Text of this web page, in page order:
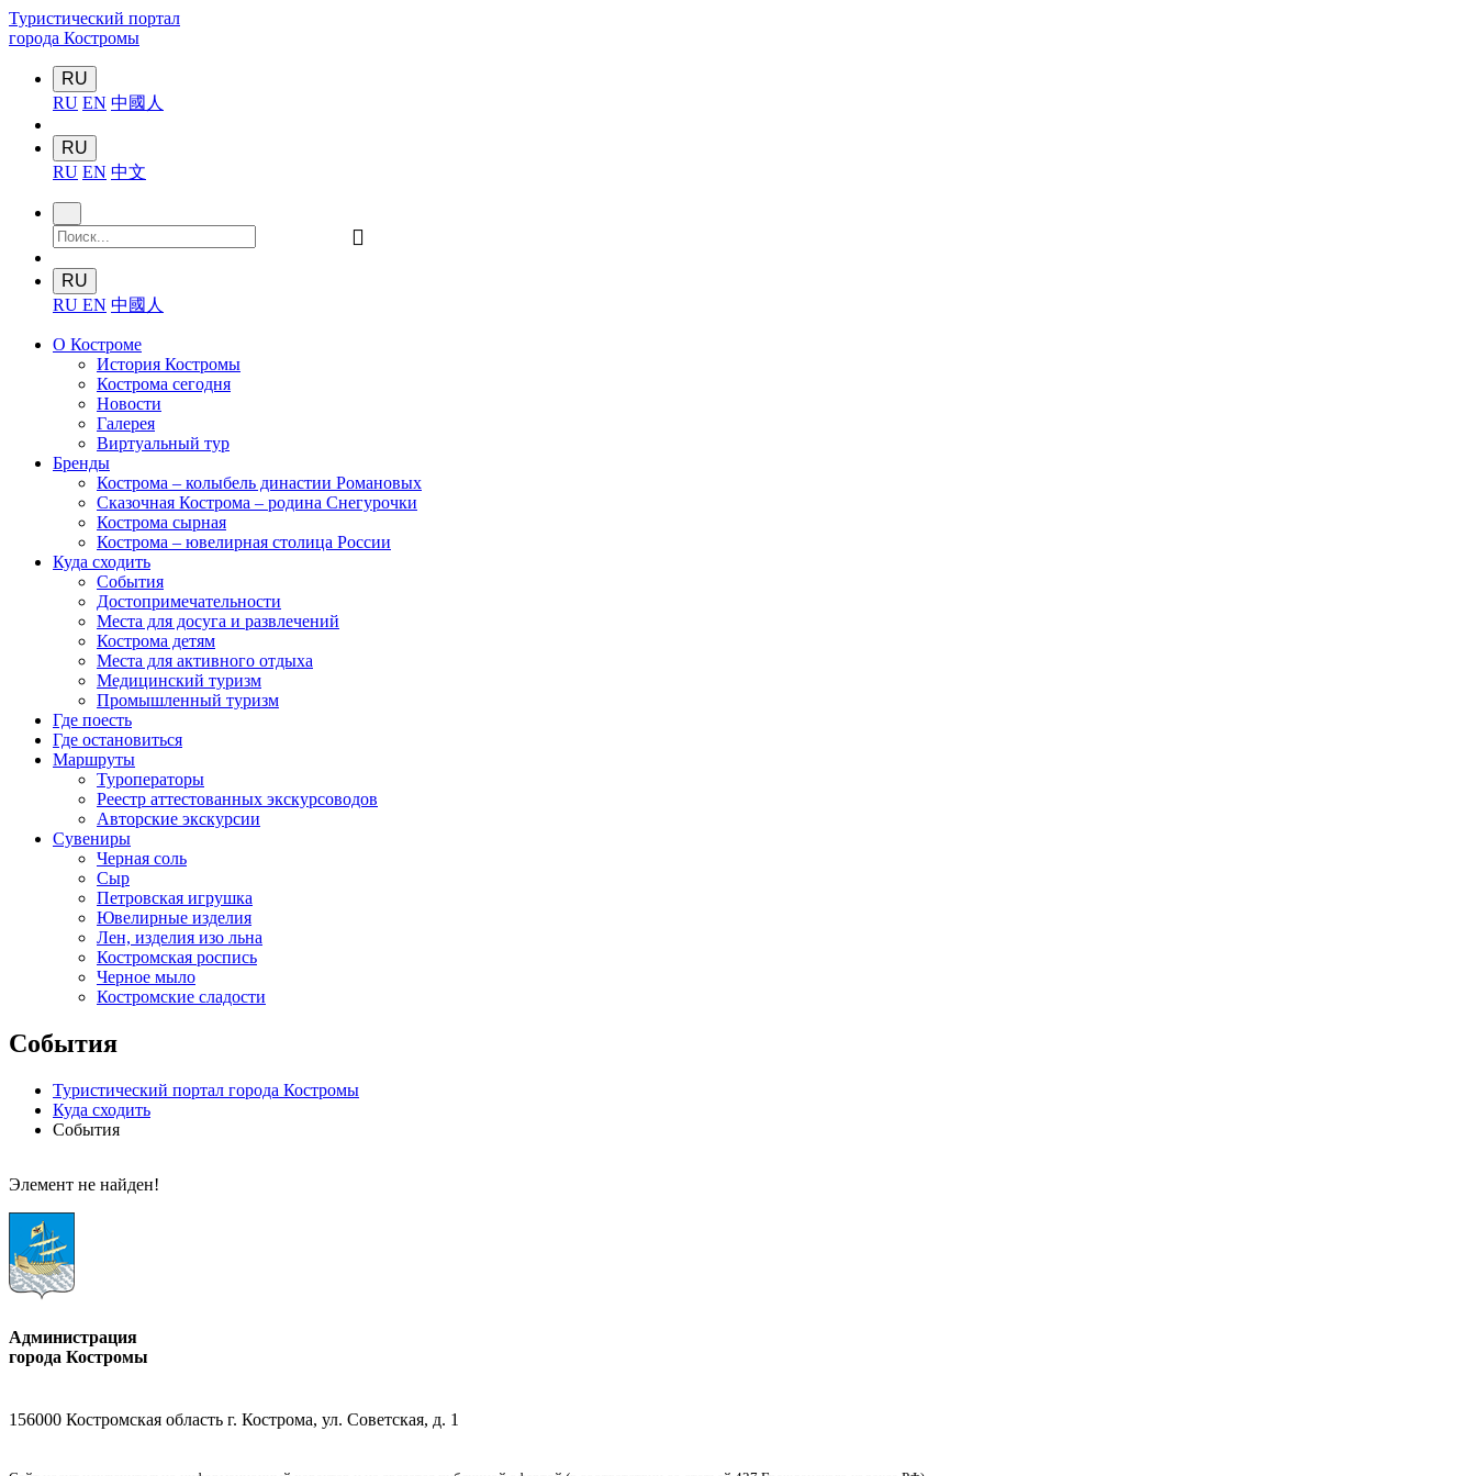
Туристический портал
города Костромы
RU
RU EN 中國人
RU
RU EN 中文
󰍉
RU
RU EN 中國人
О Костроме
История Костромы
Кострома сегодня
Новости
Галерея
Виртуальный тур
Бренды
Кострома – колыбель династии Романовых
Сказочная Кострома – родина Снегурочки
Кострома сырная
Кострома – ювелирная столица России
Куда сходить
События
Достопримечательности
Места для досуга и развлечений
Кострома детям
Места для активного отдыха
Медицинский туризм
Промышленный туризм
Где поесть
Где остановиться
Маршруты
Туроператоры
Реестр аттестованных экскурсоводов
Авторские экскурсии
Сувениры
Черная соль
Сыр
Петровская игрушка
Ювелирные изделия
Лен, изделия изо льна
Костромская роспись
Черное мыло
Костромские сладости
События
Туристический портал города Костромы
Куда сходить
События
Элемент не найден!
Администрация
города Костромы
156000 Костромская область г. Кострома, ул. Советская, д. 1